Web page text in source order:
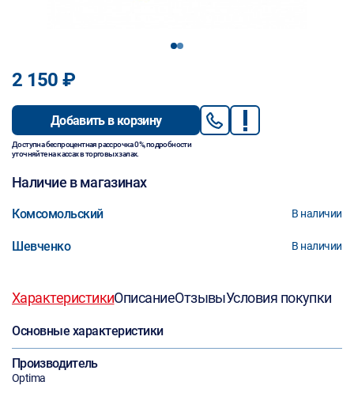
12
2 150 ₽
Добавить в корзину
Доступна беспроцентная рассрочка 0%, подробности
уточняйте на кассах в торговых залах.
Наличие в магазинах
Комсомольский В наличии
Шевченко В наличии
ХарактеристикиОписаниеОтзывыУсловия покупки
Основные характеристики
Производитель
Optima